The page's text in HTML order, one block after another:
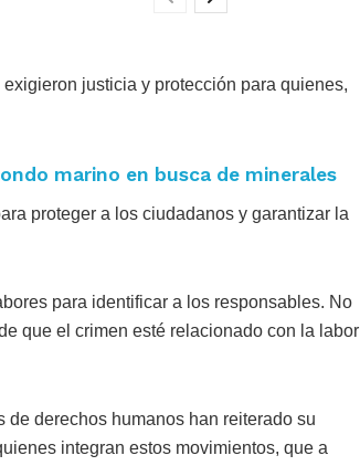
justicia y protección para quienes,
marino en busca de minerales
proteger a los ciudadanos y garantizar la
para identificar a los responsables. No
que el crimen esté relacionado con la labor
derechos humanos han reiterado su
integran estos movimientos, que a